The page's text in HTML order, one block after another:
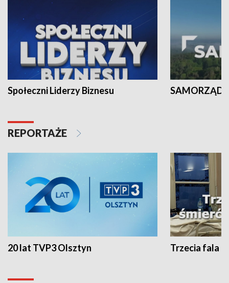
Społeczni Liderzy Biznesu SAMORZĄD
REPORTAŻE
20 lat TVP3 Olsztyn Trzecia fala -